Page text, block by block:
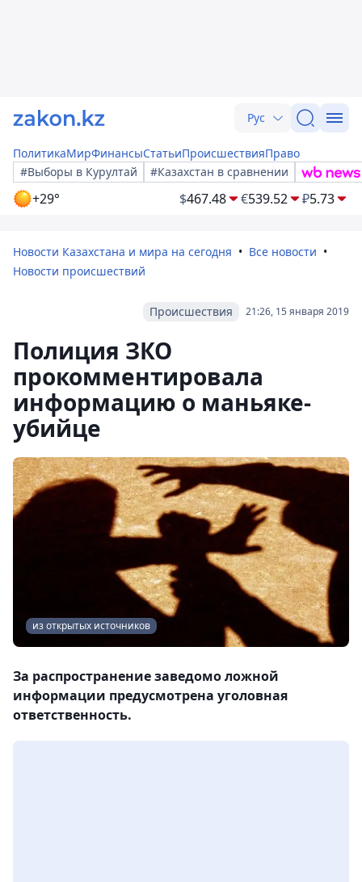
Рус
ПолитикаМирФинансыСтатьиПроисшествияПраво
#Выборы в Курултай
#Казахстан в сравнении
+29° $467.48 €539.52 ₽5.73
Новости Казахстана и мира на сегодня
Все новости
Новости происшествий
21:26, 15 января 2019
Происшествия
Полиция ЗКО
прокомментировала
информацию о маньяке-
убийце
из открытых источников
За распространение заведомо ложной
информации предусмотрена уголовная
ответственность.